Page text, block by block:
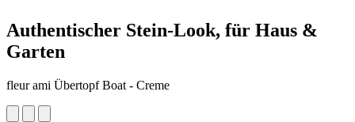
Authentischer Stein-Look, für Haus &
Garten
fleur ami Übertopf Boat - Creme